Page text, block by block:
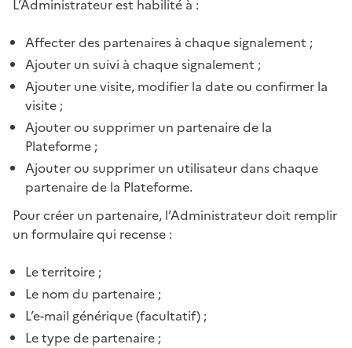
L’Administrateur est habilité à :
Affecter des partenaires à chaque signalement ;
Ajouter un suivi à chaque signalement ;
Ajouter une visite, modifier la date ou confirmer la
visite ;
Ajouter ou supprimer un partenaire de la
Plateforme ;
Ajouter ou supprimer un utilisateur dans chaque
partenaire de la Plateforme.
Pour créer un partenaire, l’Administrateur doit remplir
un formulaire qui recense :
Le territoire ;
Le nom du partenaire ;
L’e-mail générique (facultatif) ;
Le type de partenaire ;